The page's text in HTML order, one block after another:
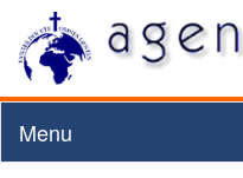
Menu